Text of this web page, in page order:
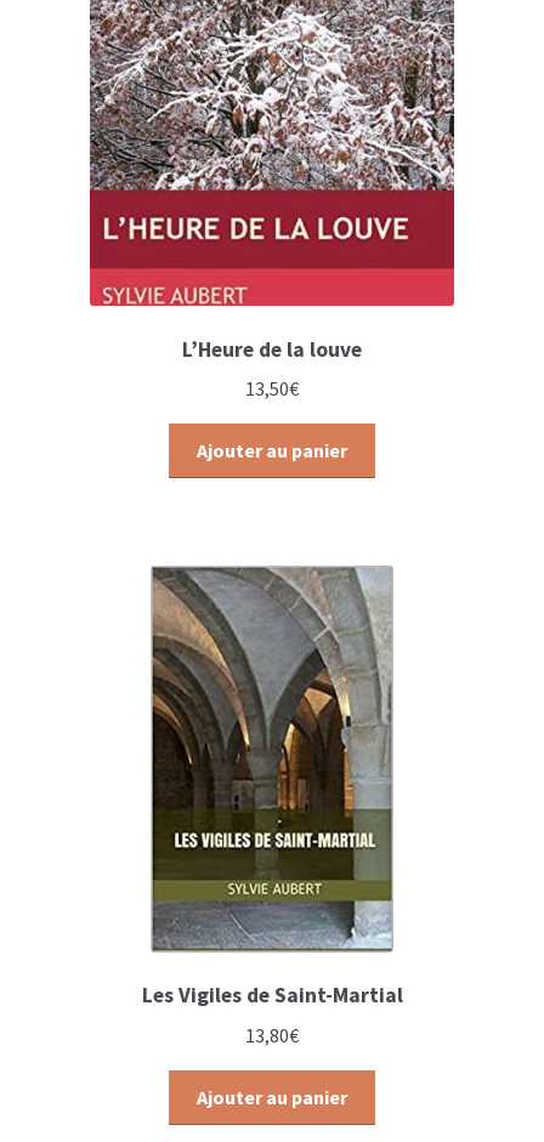
L’Heure de la louve
13,50€
Ajouter au panier
Les Vigiles de Saint-Martial
13,80€
Ajouter au panier